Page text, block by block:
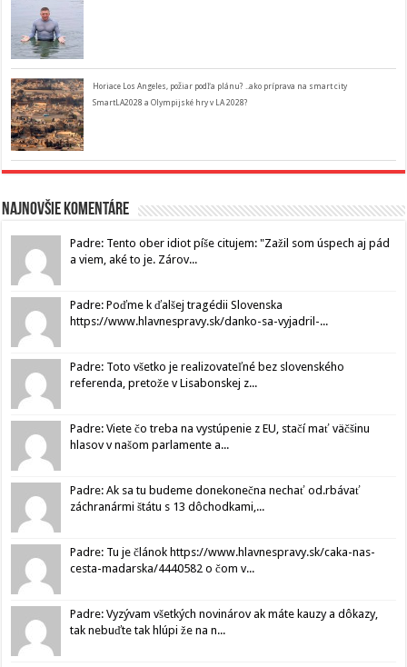
Horiace Los Angeles, požiar podľa plánu? ..ako príprava na smart city
SmartLA2028 a Olympijské hry v LA 2028?
Najnovšie komentáre
Padre: Tento ober idiot píše citujem: "Zažil som úspech aj pád
a viem, aké to je. Zárov...
Padre: Poďme k ďalšej tragédii Slovenska
https://www.hlavnespravy.sk/danko-sa-vyjadril-...
Padre: Toto všetko je realizovateľné bez slovenského
referenda, pretože v Lisabonskej z...
Padre: Viete čo treba na vystúpenie z EU, stačí mať väčšinu
hlasov v našom parlamente a...
Padre: Ak sa tu budeme donekonečna nechať od.rbávať
záchranármi štátu s 13 dôchodkami,...
Padre: Tu je článok https://www.hlavnespravy.sk/caka-nas-
cesta-madarska/4440582 o čom v...
Padre: Vyzývam všetkých novinárov ak máte kauzy a dôkazy,
tak nebuďte tak hlúpi že na n...